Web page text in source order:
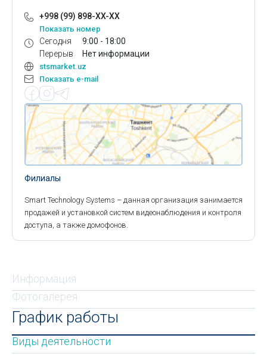
+998 (99) 898-XX-XX
Показать номер
Сегодня
Перерыв
9:00 - 18:00
Нет информации
stsmarket.uz
Показать e-mail
Филиалы
Smart Technology Systems – данная организация занимается
продажей и установкой систем видеонаблюдения и контроля
доступа, а также домофонов.
Информация
Фотогалерея
График работы
Виды деятельности